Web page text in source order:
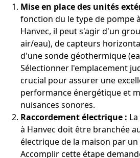
Mise en place des unités
fonction du le type de pompe
Hanvec, il peut s'agir d'un
air/eau), de capteurs
d'une sonde géothermique
Sélectionner l'emplacement
crucial pour assurer une
performance énergétique et
nuisances sonores.
Raccordement électrique :
à Hanvec doit être branchée
électrique de la maison par
Accomplir cette étape